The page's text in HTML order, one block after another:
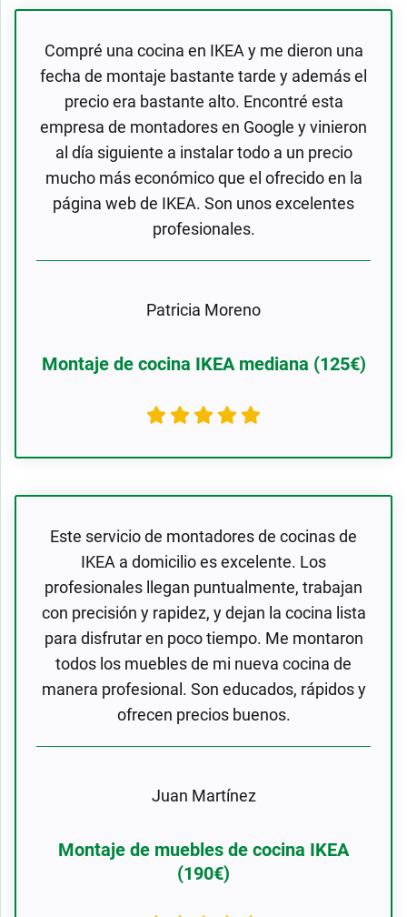
Compré una cocina en IKEA y me dieron una
fecha de montaje bastante tarde y además el
precio era bastante alto. Encontré esta
empresa de montadores en Google y vinieron
al día siguiente a instalar todo a un precio
mucho más económico que el ofrecido en la
página web de IKEA. Son unos excelentes
profesionales.
Patricia Moreno
Montaje de cocina IKEA mediana (125€)
Este servicio de montadores de cocinas de
IKEA a domicilio es excelente. Los
profesionales llegan puntualmente, trabajan
con precisión y rapidez, y dejan la cocina lista
para disfrutar en poco tiempo. Me montaron
todos los muebles de mi nueva cocina de
manera profesional. Son educados, rápidos y
ofrecen precios buenos.
Juan Martínez
Montaje de muebles de cocina IKEA
(190€)